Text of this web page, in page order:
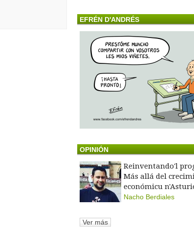
EFRÉN D'ANDRÉS
OPINIÓN
Reinventando'l
Más allá del
económicu
Nacho Berdiales
Ver más